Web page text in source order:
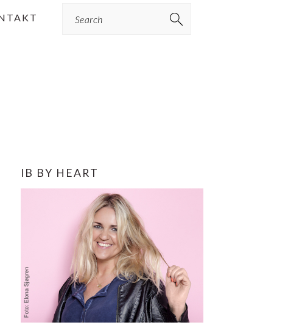
PRIMÆR
IB BY HEART